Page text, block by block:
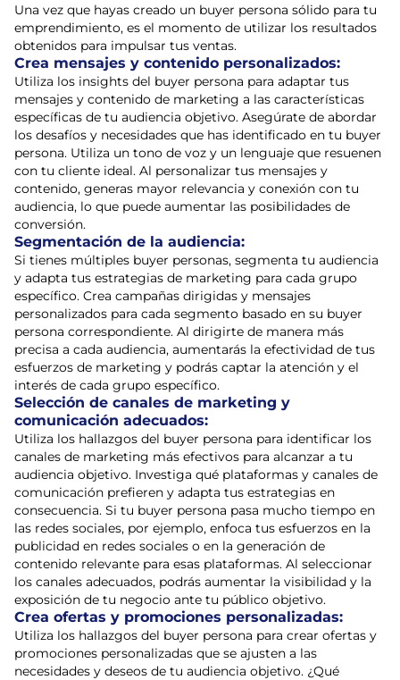
Una vez que hayas creado un buyer persona sólido para tu
emprendimiento, es el momento de utilizar los resultados
obtenidos para impulsar tus ventas.
Crea mensajes y contenido personalizados:
Utiliza los insights del buyer persona para adaptar tus
mensajes y contenido de marketing a las características
específicas de tu audiencia objetivo. Asegúrate de abordar
los desafíos y necesidades que has identificado en tu buyer
persona. Utiliza un tono de voz y un lenguaje que resuenen
con tu cliente ideal. Al personalizar tus mensajes y
contenido, generas mayor relevancia y conexión con tu
audiencia, lo que puede aumentar las posibilidades de
conversión.
Segmentación de la audiencia:
Si tienes múltiples buyer personas, segmenta tu audiencia
y adapta tus estrategias de marketing para cada grupo
específico. Crea campañas dirigidas y mensajes
personalizados para cada segmento basado en su buyer
persona correspondiente. Al dirigirte de manera más
precisa a cada audiencia, aumentarás la efectividad de tus
esfuerzos de marketing y podrás captar la atención y el
interés de cada grupo específico.
Selección de canales de marketing y
comunicación adecuados:
Utiliza los hallazgos del buyer persona para identificar los
canales de marketing más efectivos para alcanzar a tu
audiencia objetivo. Investiga qué plataformas y canales de
comunicación prefieren y adapta tus estrategias en
consecuencia. Si tu buyer persona pasa mucho tiempo en
las redes sociales, por ejemplo, enfoca tus esfuerzos en la
publicidad en redes sociales o en la generación de
contenido relevante para esas plataformas. Al seleccionar
los canales adecuados, podrás aumentar la visibilidad y la
exposición de tu negocio ante tu público objetivo.
Crea ofertas y promociones personalizadas:
Utiliza los hallazgos del buyer persona para crear ofertas y
promociones personalizadas que se ajusten a las
necesidades y deseos de tu audiencia objetivo. ¿Qué